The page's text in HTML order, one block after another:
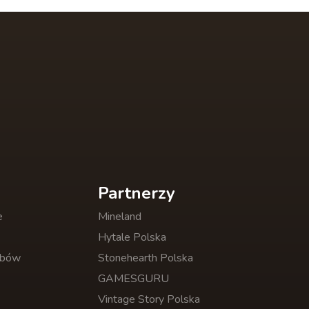
Partnerzy
Mineland
Hytale Polska
Stonehearth Polska
GAMESGURU
Vintage Story Polska